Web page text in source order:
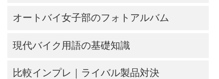
オートバイ女子部のフォトアルバム
現代バイク用語の基礎知識
比較インプレ｜ライバル製品対決